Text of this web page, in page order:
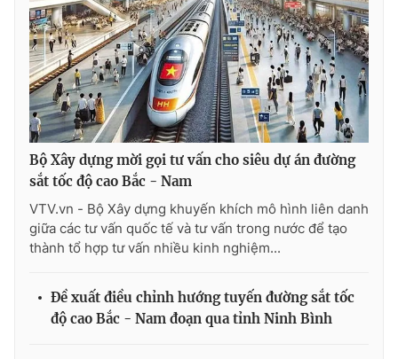
Ðiện thoại Thời báo VTV:024.66 897 897
Email:toasoan@vtv.vn
Liên hệ quảng cáo:024-7300.7108
® Cấm sao chép dưới mọi hình thức nếu không có sự chấp
thuận bằng văn bản. Ghi rõ nguồn VTV.vn khi phát hành lại
Bộ Xây dựng mời gọi tư vấn cho siêu dự án đường
sắt tốc độ cao Bắc - Nam
VTV.vn - Bộ Xây dựng khuyến khích mô hình liên danh
giữa các tư vấn quốc tế và tư vấn trong nước để tạo
thành tổ hợp tư vấn nhiều kinh nghiệm...
Đề xuất điều chỉnh hướng tuyến đường sắt tốc
độ cao Bắc - Nam đoạn qua tỉnh Ninh Bình